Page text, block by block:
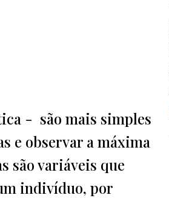
- são mais simples
e observar a máxima
são variáveis que
indivíduo, por